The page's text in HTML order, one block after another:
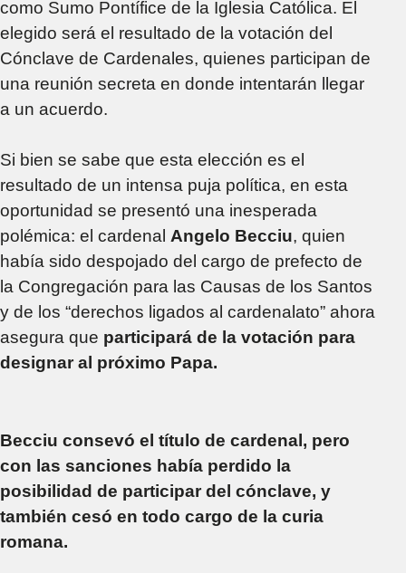
como Sumo Pontífice de la Iglesia Católica. El
elegido será el resultado de la votación del
Cónclave de Cardenales, quienes participan de
una reunión secreta en donde intentarán llegar
a un acuerdo.
Si bien se sabe que esta elección es el
resultado de un intensa puja política, en esta
oportunidad se presentó una inesperada
polémica: el cardenal Angelo Becciu, quien
había sido despojado del cargo de prefecto de
la Congregación para las Causas de los Santos
y de los “derechos ligados al cardenalato” ahora
asegura que participará de la votación para
designar al próximo Papa.
Becciu consevó el título de cardenal, pero
con las sanciones había perdido la
posibilidad de participar del cónclave, y
también cesó en todo cargo de la curia
romana.